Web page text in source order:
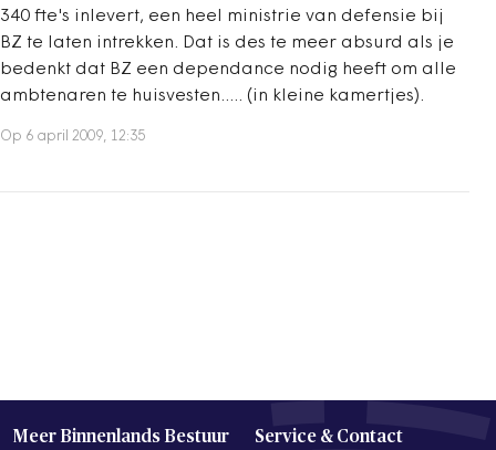
340 fte's inlevert, een heel ministrie van defensie bij
BZ te laten intrekken. Dat is des te meer absurd als je
bedenkt dat BZ een dependance nodig heeft om alle
ambtenaren te huisvesten..... (in kleine kamertjes).
Op 6 april 2009, 12:35
Meer Binnenlands Bestuur Service & Contact